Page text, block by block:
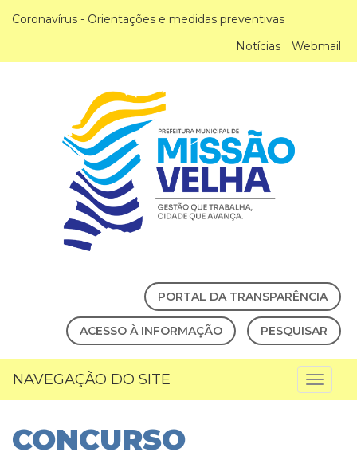
Coronavírus - Orientações e medidas preventivas
Notícias
Webmail
PORTAL DA TRANSPARÊNCIA
ACESSO À INFORMAÇÃO PESQUISAR
NAVEGAÇÃO DO SITE
CONCURSO